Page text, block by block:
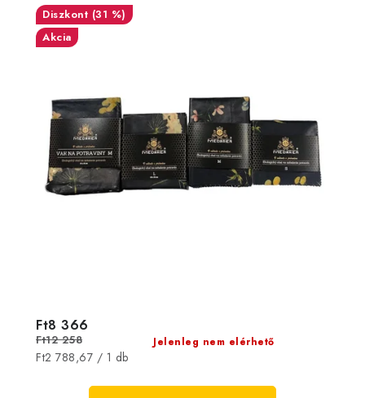
(31 %)
Akcia
Jelenleg nem elérhető
Ft8 366
Ft12 258
Egységár:
Ft2 788,67 / 1 db